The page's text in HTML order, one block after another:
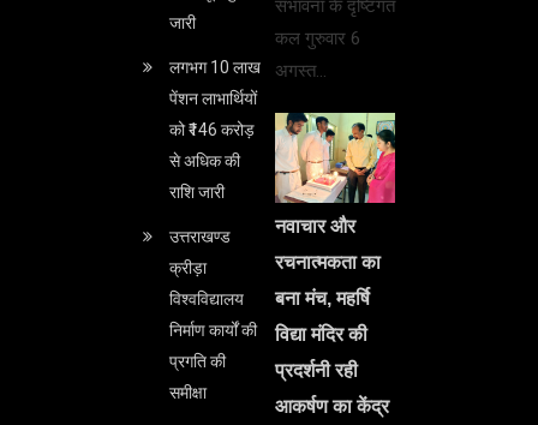
जारी
लगभग 10 लाख
पेंशन लाभार्थियों
को ₹146 करोड़
से अधिक की
राशि जारी
उत्तराखण्ड
क्रीड़ा
विश्वविद्यालय
निर्माण कार्यों की
प्रगति की
समीक्षा
संभावना के दृष्टिगत
कल गुरुवार 6
अगस्त…
नवाचार और
रचनात्मकता का
बना मंच, महर्षि
विद्या मंदिर की
प्रदर्शनी रही
आकर्षण का केंद्र